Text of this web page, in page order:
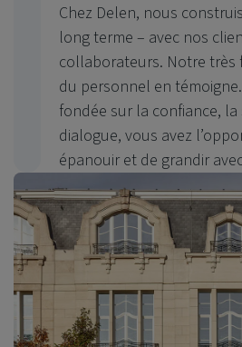
Chez Delen, nous
long terme – avec nos
collaborateurs. Notre très
du personnel en
fondée sur la confiance,
dialogue, vous avez
épanouir et de grandir